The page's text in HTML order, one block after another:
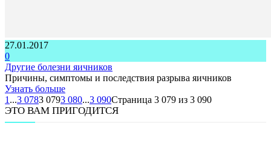
27.01.2017
0
Другие болезни яичников
Причины, симптомы и последствия разрыва яичников
Узнать больше
1 ...3 0783 0793 080...3 090Страница 3 079 из 3 090
ЭТО ВАМ ПРИГОДИТСЯ